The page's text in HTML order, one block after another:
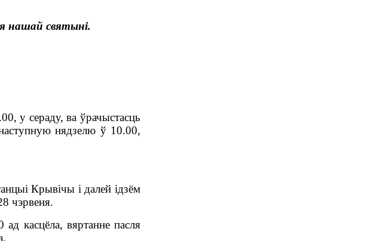
нашай святыні.
у сераду, ва ўрачыстасць
нядзелю ў 10.00,
Крывічы і далей ідзём
чэрвеня.
касцёла, вяртанне пасля